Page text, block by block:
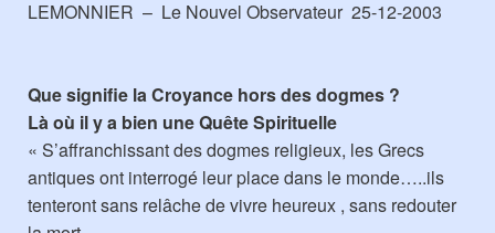
LEMONNIER – Le Nouvel Observateur 25-12-2003
Que signifie la Croyance hors des dogmes ?
Là où il y a bien une Quête Spirituelle
« S’affranchissant des dogmes religieux, les Grecs
antiques ont interrogé leur place dans le monde…..ils
tenteront sans relâche de vivre heureux , sans redouter